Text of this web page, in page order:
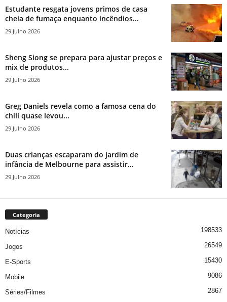
Estudante resgata jovens primos de casa
cheia de fumaça enquanto incêndios...
29 Julho 2026
Sheng Siong se prepara para ajustar preços e
mix de produtos...
29 Julho 2026
Greg Daniels revela como a famosa cena do
chili quase levou...
29 Julho 2026
Duas crianças escaparam do jardim de
infância de Melbourne para assistir...
29 Julho 2026
Categoria
Notícias 198533
Jogos 26549
E-Sports 15430
Mobile 9086
Séries/Filmes
2867